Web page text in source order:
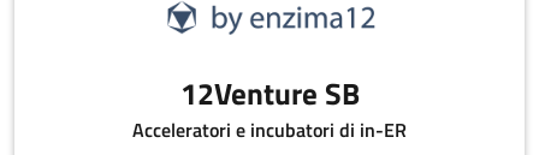
12Venture SB
Acceleratori e incubatori di in-ER